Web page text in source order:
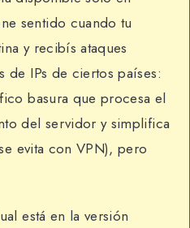
sentido cuando tu
y recibís ataques
de IPs de ciertos países:
basura que procesa el
del servidor y simplifica
evita con VPN), pero
está en la versión